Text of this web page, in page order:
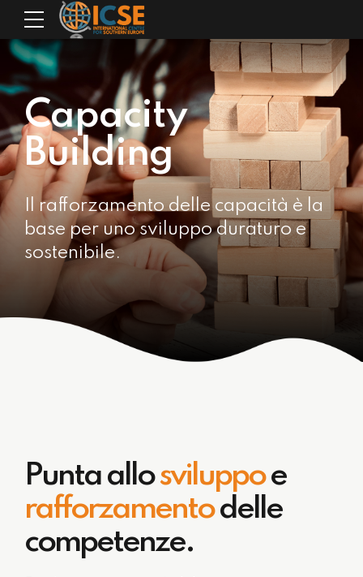
Capacity
Building
Il rafforzamento delle capacità è la
base per uno sviluppo duraturo e
sostenibile.
Punta allosviluppoe
rafforzamentodelle
competenze.